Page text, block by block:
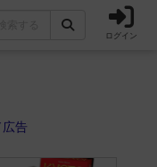
ログイン